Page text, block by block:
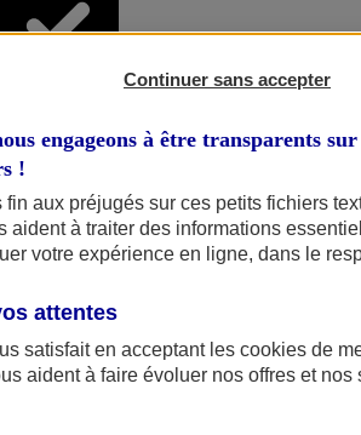
Simuler mon
Continuer sans accepter
engageons à être transparents
!
fin aux préjugés sur ces petits fichiers
aident à traiter des informations
votre expérience en ligne, dans le
attentes
satisfait en acceptant les cookies de
aident à faire évoluer nos offres et nos